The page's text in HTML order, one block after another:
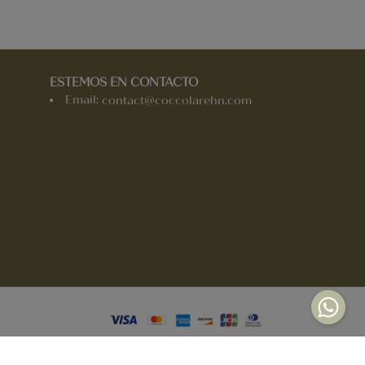
ESTEMOS EN CONTACTO
Email: contact@coccolarehn.com